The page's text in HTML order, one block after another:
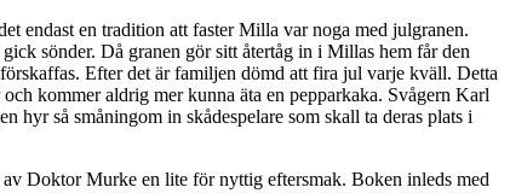
endast en tradition att faster Milla var noga med julgranen.
sönder. Då granen gör sitt återtåg in i Millas hem får den
Efter det är familjen dömd att fira jul varje kväll. Detta
kommer aldrig mer kunna äta en pepparkaka. Svågern Karl
så småningom in skådespelare som skall ta deras plats i
Doktor Murke en lite för nyttig eftersmak. Boken inleds med